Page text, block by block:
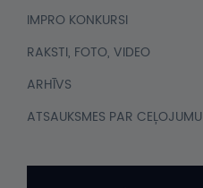
IMPRO KONKURSI
RAKSTI, FOTO, VIDEO
ARHĪVS
ATSAUKSMES PAR CEĻOJUMU